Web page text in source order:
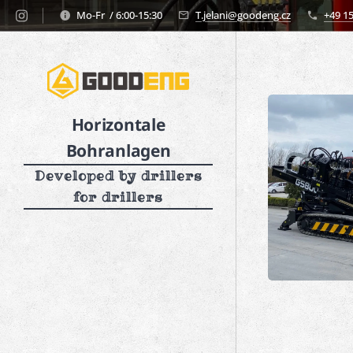
Mo-Fr / 6:00-15:30 T.jelani@goodeng.cz +49
Horizontale
Bohranlagen
Developed by drillers
for drillers